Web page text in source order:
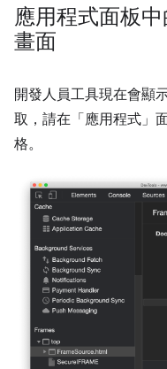
應用程式面板
畫面
開發人員工具現在會顯
取，請在「應用程式」
格。